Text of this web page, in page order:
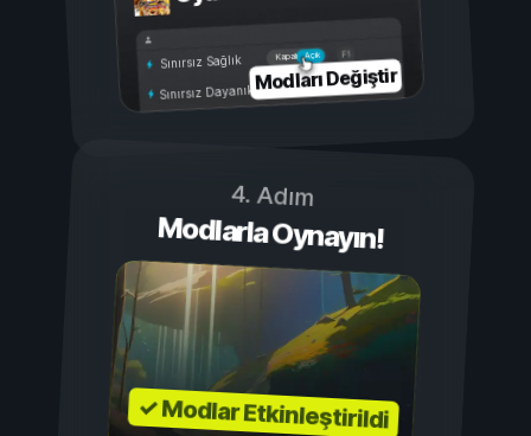
Açık
Kapalı
Sınırsız Sağlık
Sınırsız DayanıklılıkModları Değiştir
4. Adım
Modlarla Oynayın!
✓ Modlar Etkinleştirildi